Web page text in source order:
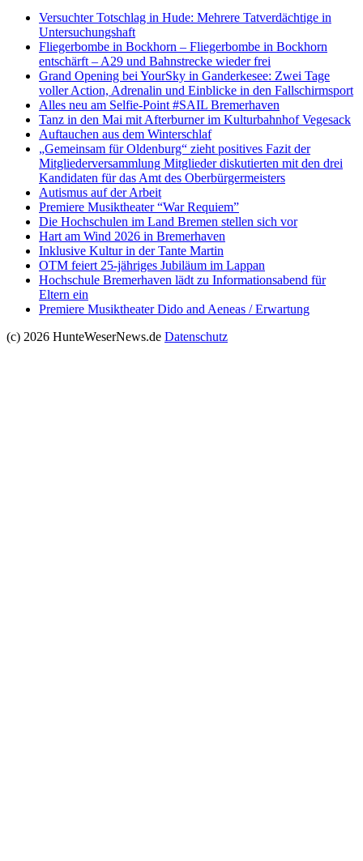
Versucht­er Totschlag in Hude: Mehrere Tatverdächtige in
Untersuchungshaft
Fliegerbombe in Bockhorn – Fliegerbombe in Bockhorn
entschärft – A29 und Bahnstrecke wieder frei
Grand Opening bei YourSky in Ganderkesee: Zwei Tage
voller Action, Adrenalin und Einblicke in den Fallschirmsport
Alles neu am Selfie-Point #SAIL Bremerhaven
Tanz in den Mai mit Afterburner im Kulturbahnhof Vegesack
Auftauchen aus dem Winterschlaf
„Gemeinsam für Oldenburg“ zieht positives Fazit der
Mitgliederversammlung Mitglieder diskutierten mit den drei
Kandidaten für das Amt des Oberbürgermeisters
Autismus auf der Arbeit
Premiere Musiktheater “War Requiem”
Die Hochschulen im Land Bremen stellen sich vor
Hart am Wind 2026 in Bremerhaven
Inklusive Kultur in der Tante Martin
OTM feiert 25-jähriges Jubiläum im Lappan
Hochschule Bremerhaven lädt zu Informationsabend für
Eltern ein
Premiere Musiktheater Dido and Aeneas / Erwartung
(c) 2026 HunteWeserNews.de Datenschutz